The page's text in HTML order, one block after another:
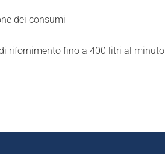
dei consumi
rifornimento fino a 400 litri al minuto